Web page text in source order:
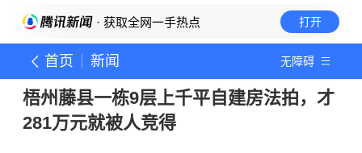
· 获取全网一手热点 打开
首页 新闻 无障碍
梧州藤县一栋9层上千平自建房法拍，才
281万元就被人竞得